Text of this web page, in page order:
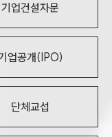
기업건설자문
업공개(IPO)
단체교섭